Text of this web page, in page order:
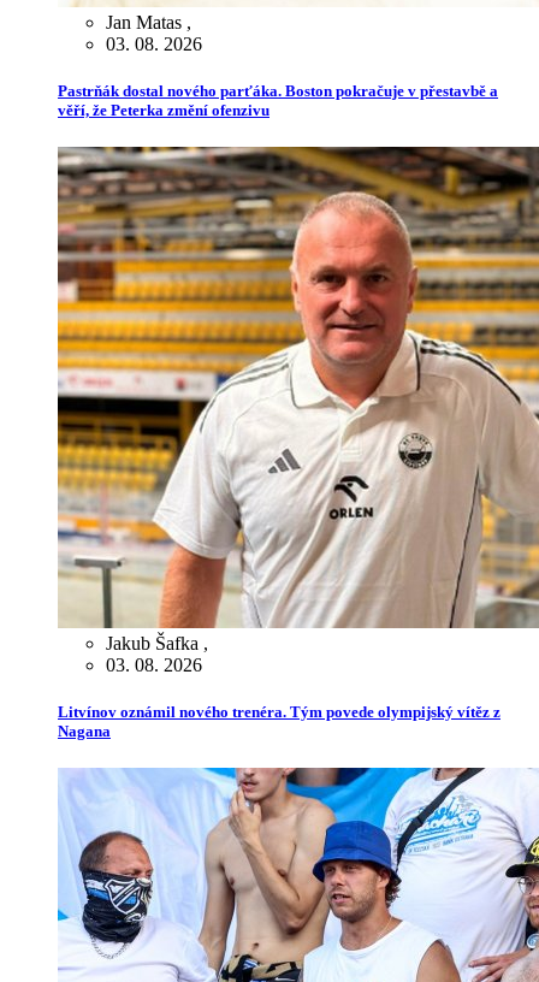
Jan Matas ,
03. 08. 2026
Pastrňák dostal nového parťáka. Boston pokračuje v přestavbě a
věří, že Peterka změní ofenzivu
Jakub Šafka ,
03. 08. 2026
Litvínov oznámil nového trenéra. Tým povede olympijský vítěz z
Nagana